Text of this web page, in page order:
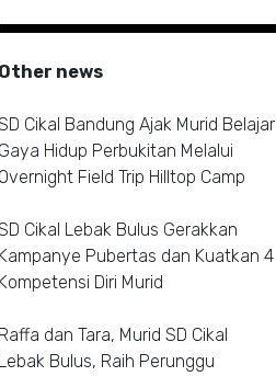
Other news
Cikal Bandung Ajak Murid Belajar
Gaya Hidup Perbukitan Melalui
Overnight Field Trip Hilltop Camp
Cikal Lebak Bulus Gerakkan
Kampanye Pubertas dan Kuatkan 4
Kompetensi Diri Murid
Raffa dan Tara, Murid SD Cikal
Lebak Bulus, Raih Perunggu